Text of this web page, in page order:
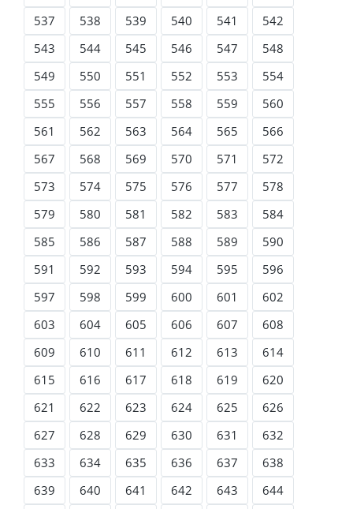
537
538 539 540 541
542
543
544 545 546 547
548
549
550 551 552 553
554
555
556 557 558 559
560
561
562 563 564 565
566
567
568 569 570 571
572
573
574 575 576 577
578
579
580 581 582 583
584
585
586 587 588 589
590
591
592 593 594 595
596
597
598 599 600 601
602
603
604 605 606 607
608
609
610 611 612 613
614
615
616 617 618 619
620
621
622 623 624 625
626
627
628 629 630 631
632
633
634 635 636 637
638
639
640 641 642 643
644